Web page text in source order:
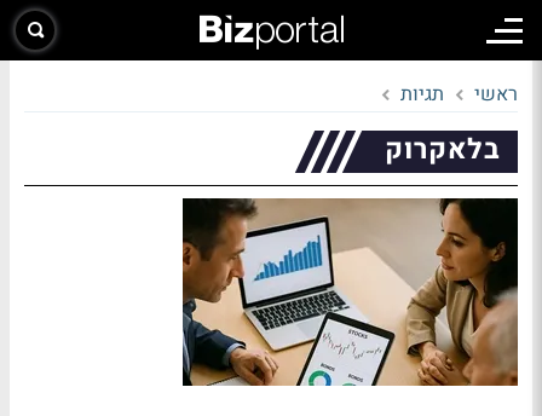
ראשי תגיות
בלאקרוק